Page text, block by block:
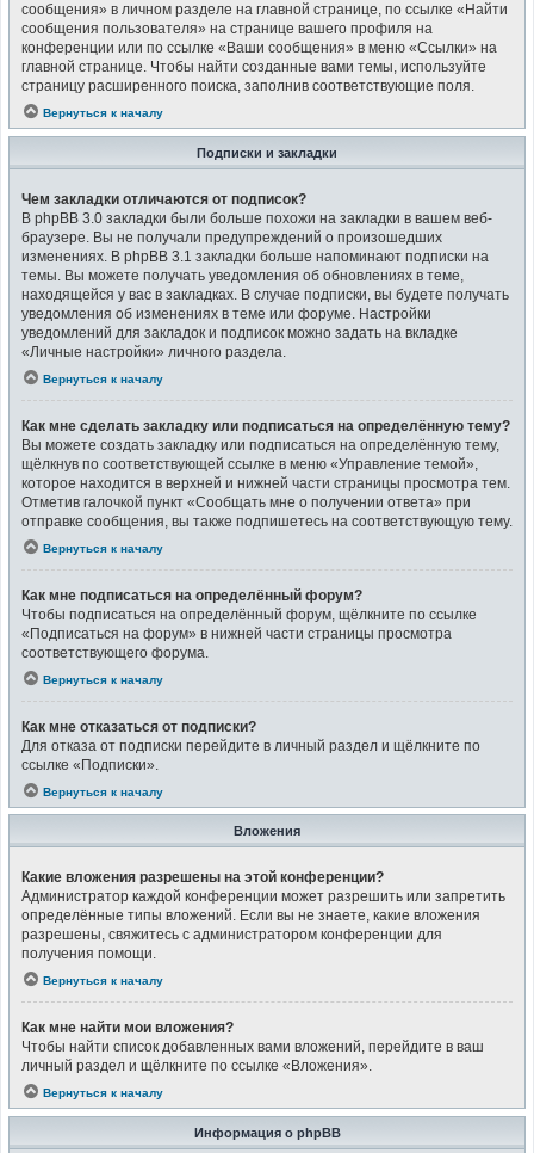
сообщения» в личном разделе на главной странице, по ссылке «Найти
сообщения пользователя» на странице вашего профиля на
конференции или по ссылке «Ваши сообщения» в меню «Ссылки» на
главной странице. Чтобы найти созданные вами темы, используйте
страницу расширенного поиска, заполнив соответствующие поля.
Вернуться к началу
Подписки и закладки
Чем закладки отличаются от подписок?
В phpBB 3.0 закладки были больше похожи на закладки в вашем веб-
браузере. Вы не получали предупреждений о произошедших
изменениях. В phpBB 3.1 закладки больше напоминают подписки на
темы. Вы можете получать уведомления об обновлениях в теме,
находящейся у вас в закладках. В случае подписки, вы будете получать
уведомления об изменениях в теме или форуме. Настройки
уведомлений для закладок и подписок можно задать на вкладке
«Личные настройки» личного раздела.
Вернуться к началу
Как мне сделать закладку или подписаться на определённую тему?
Вы можете создать закладку или подписаться на определённую тему,
щёлкнув по соответствующей ссылке в меню «Управление темой»,
которое находится в верхней и нижней части страницы просмотра тем.
Отметив галочкой пункт «Сообщать мне о получении ответа» при
отправке сообщения, вы также подпишетесь на соответствующую тему.
Вернуться к началу
Как мне подписаться на определённый форум?
Чтобы подписаться на определённый форум, щёлкните по ссылке
«Подписаться на форум» в нижней части страницы просмотра
соответствующего форума.
Вернуться к началу
Как мне отказаться от подписки?
Для отказа от подписки перейдите в личный раздел и щёлкните по
ссылке «Подписки».
Вернуться к началу
Вложения
Какие вложения разрешены на этой конференции?
Администратор каждой конференции может разрешить или запретить
определённые типы вложений. Если вы не знаете, какие вложения
разрешены, свяжитесь с администратором конференции для
получения помощи.
Вернуться к началу
Как мне найти мои вложения?
Чтобы найти список добавленных вами вложений, перейдите в ваш
личный раздел и щёлкните по ссылке «Вложения».
Вернуться к началу
Информация о phpBB